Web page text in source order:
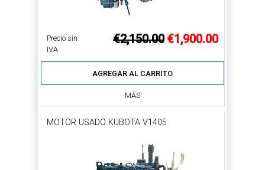
Precio sin
IVA
€2,150.00 €1,900.00
AGREGAR AL CARRITO
MÁS
MOTOR USADO KUBOTA V1405